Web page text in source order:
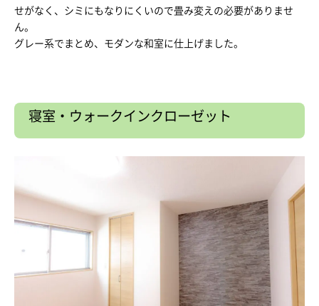
せがなく、シミにもなりにくいので畳み変えの必要がありませ
ん。
グレー系でまとめ、モダンな和室に仕上げました。
寝室・ウォークインクローゼット